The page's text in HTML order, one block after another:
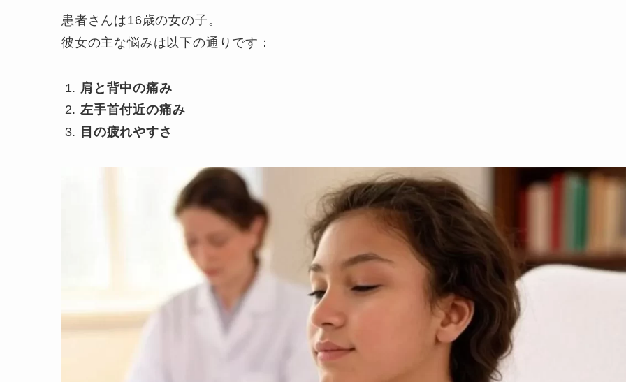
患者さんは16歳の女の子。
彼女の主な悩みは以下の通りです：
肩と背中の痛み
左手首付近の痛み
目の疲れやすさ